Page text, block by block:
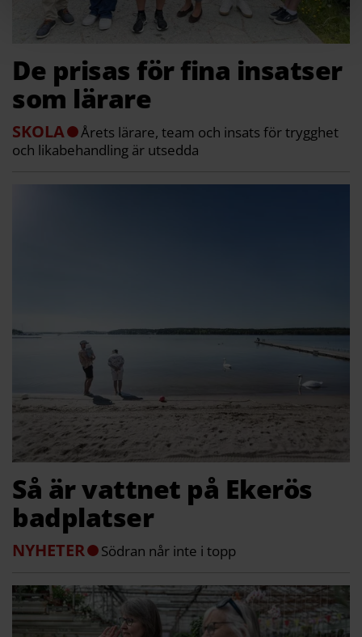
De prisas för fina insatser
som lärare
SKOLA
Årets lärare, team och insats för trygghet
och likabehandling är utsedda
Så är vattnet på Ekerös
badplatser
NYHETER Södran når inte i topp